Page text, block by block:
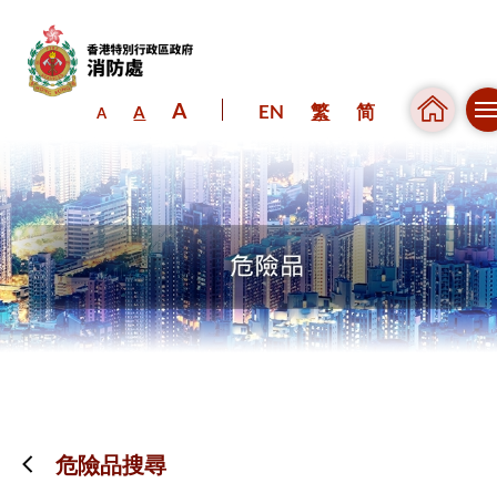
A A A EN 繁 简
危險品搜尋